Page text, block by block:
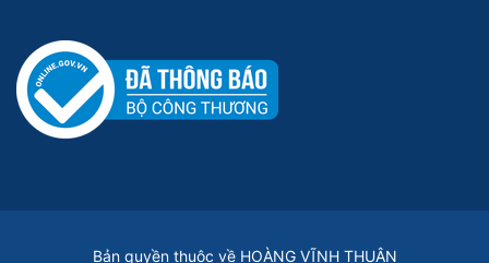
Bản quyền thuộc về HOÀNG VĨNH THUẬN